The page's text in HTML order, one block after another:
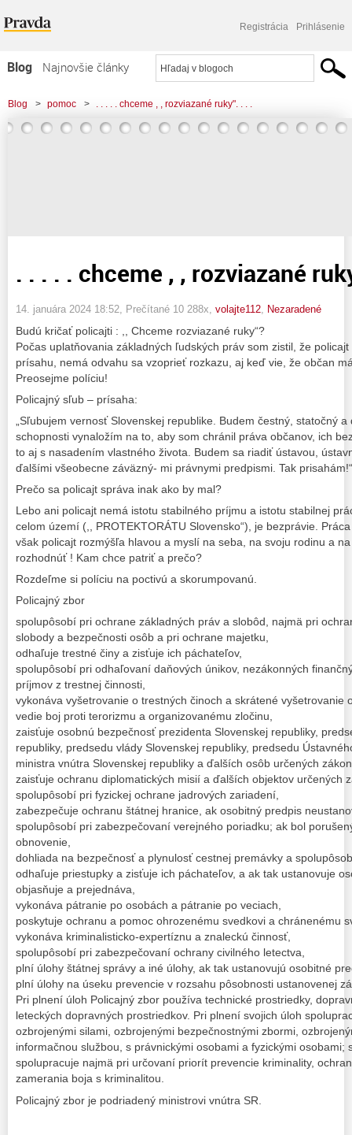
Registrácia Prihlásenie
Blog
Najnovšie články
Najčítanejšie články
Najkomentovanejšie články
Blog > pomoc > . . . . . chceme , , rozviazané ruky". . . .
. . . . . chceme , , rozviazané
14. januára 2024 18:52 , Prečítané 10 288x, volajte112 Nezaradené
Budú kričať policajti : ,, Chceme rozviazané ruky“?
Počas uplatňovania základných ľudských práv som zistil, že
prísahu, nemá odvahu sa vzoprieť rozkazu, aj keď vie, že občan
Preosejme políciu!
Policajný sľub – prísaha:
„Sľubujem vernosť Slovenskej republike. Budem čestný, statočný
schopnosti vynaložím na to, aby som chránil práva občanov, ich
to aj s nasadením vlastného života. Budem sa riadiť ústavou,
ďalšími všeobecne záväzný- mi právnymi predpismi. Tak
Prečo sa policajt správa inak ako by mal?
Lebo ani policajt nemá istotu stabilného príjmu a istotu stabilnej
celom území (,, PROTEKTORÁTU Slovensko“), je bezprávie.
však policajt rozmýšľa hlavou a myslí na seba, na svoju rodinu a
rozhodnúť ! Kam chce patriť a prečo?
Rozdeľme si políciu na poctivú a skorumpovanú.
Policajný zbor
spolupôsobí pri ochrane základných práv a slobôd, najmä pri
slobody a bezpečnosti osôb a pri ochrane majetku,
odhaľuje trestné činy a zisťuje ich páchateľov,
spolupôsobí pri odhaľovaní daňových únikov, nezákonných
príjmov z trestnej činnosti,
vykonáva vyšetrovanie o trestných činoch a skrátené vyšetrovanie
vedie boj proti terorizmu a organizovanému zločinu,
zaisťuje osobnú bezpečnosť prezidenta Slovenskej republiky,
republiky, predsedu vlády Slovenskej republiky, predsedu
ministra vnútra Slovenskej republiky a ďalších osôb určených
zaisťuje ochranu diplomatických misií a ďalších objektov určených
spolupôsobí pri fyzickej ochrane jadrových zariadení,
zabezpečuje ochranu štátnej hranice, ak osobitný predpis
spolupôsobí pri zabezpečovaní verejného poriadku; ak bol
obnovenie,
dohliada na bezpečnosť a plynulosť cestnej premávky a
odhaľuje priestupky a zisťuje ich páchateľov, a ak tak ustanovuje
objasňuje a prejednáva,
vykonáva pátranie po osobách a pátranie po veciach,
poskytuje ochranu a pomoc ohrozenému svedkovi a chránenému
vykonáva kriminalisticko-expertíznu a znaleckú činnosť,
spolupôsobí pri zabezpečovaní ochrany civilného letectva,
plní úlohy štátnej správy a iné úlohy, ak tak ustanovujú osobitné
plní úlohy na úseku prevencie v rozsahu pôsobnosti ustanovenej
Pri plnení úloh Policajný zbor používa technické prostriedky,
leteckých dopravných prostriedkov. Pri plnení svojich úloh
ozbrojenými silami, ozbrojenými bezpečnostnými zbormi,
informačnou službou, s právnickými osobami a fyzickými osobami;
spolupracuje najmä pri určovaní priorít prevencie kriminality,
zamerania boja s kriminalitou.
Policajný zbor je podriadený ministrovi vnútra SR.